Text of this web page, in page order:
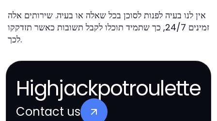
אין לנו בעיה לפנות לסוכן בכל שאלה או בעיה. שירותים אלה
זמינים 24/7, כך שתמיד תוכלו לקבל תשובות כאשר תזדקקו
לכך.
Highjackpotroulette
Contact us